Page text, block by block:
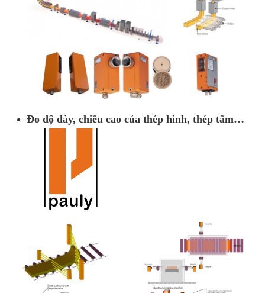
Đo độ dày, chiều cao của thép hình, thép tấm…